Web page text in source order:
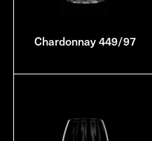
Chardonnay 449/97